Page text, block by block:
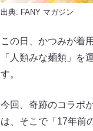
出典: FANY マガジン
この日、かつみが着
「人類みな麺類」を
す。
今回、奇跡のコラボ
は、そこで「17年前